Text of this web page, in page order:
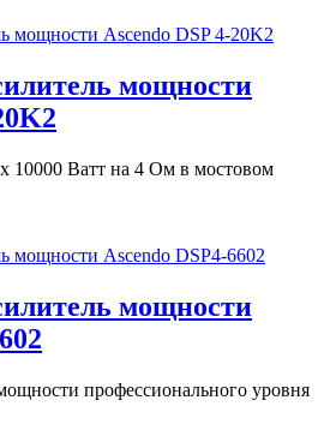
мощности
10000 Ватт на 4 Ом в мостовом
мощности
профессионального уровня